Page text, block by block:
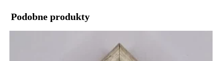
Podobne produkty